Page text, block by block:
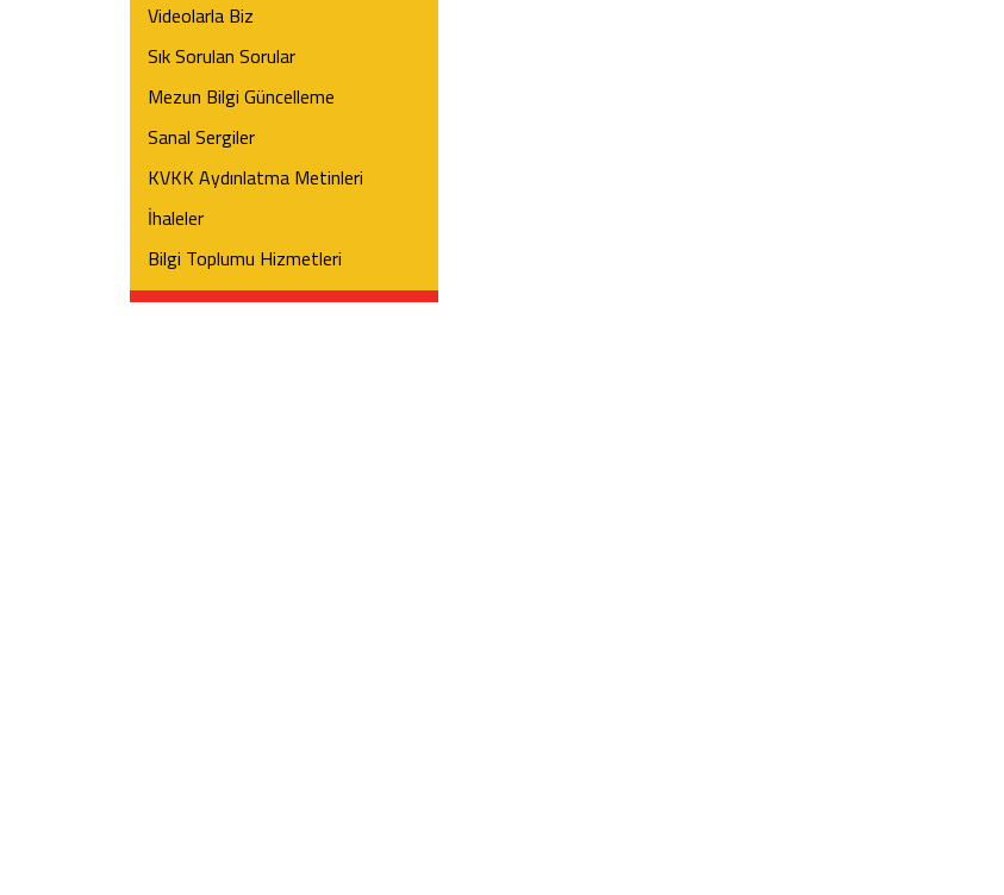
Videolarla Biz
Sık Sorulan Sorular
Mezun Bilgi Güncelleme
Sanal Sergiler
KVKK Aydınlatma Metinleri
İhaleler
Bilgi Toplumu Hizmetleri